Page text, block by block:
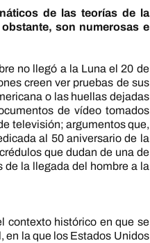
de las teorías de la
son numerosas e
no llegó a la Luna el 20 de
creen ver pruebas de sus
o las huellas dejadas
de vídeo tomados
televisión; argumentos que,
al 50 aniversario de la
que dudan de una de
de la llegada del hombre a la
contexto histórico en que se
en la que los Estados Unidos